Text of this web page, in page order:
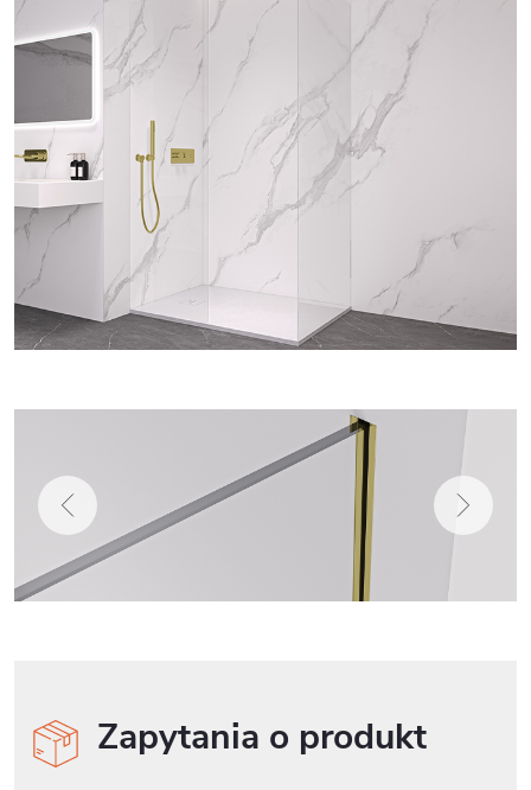
Zapytania o produkt